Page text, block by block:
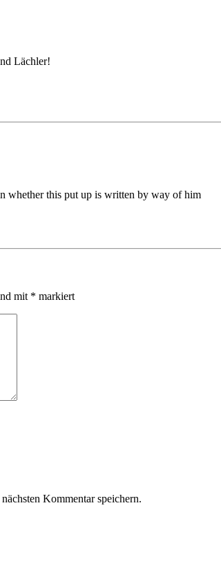
Lächler!
whether this put up is written by way of him
mit * markiert
Kommentar speichern.